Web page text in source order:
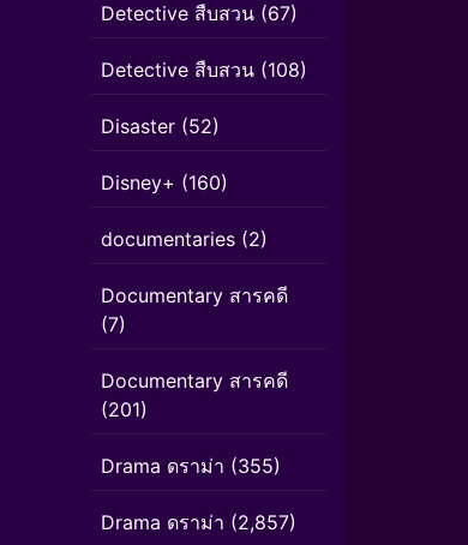
Detective สืบสวน (67)
Detective สืบสวน (108)
Disaster (52)
Disney+ (160)
documentaries (2)
Documentary สารคดี
(7)
Documentary สารคดี
(201)
Drama ดราม่า (355)
Drama ดราม่า (2,857)